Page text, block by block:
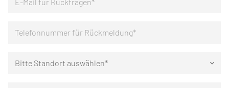
Bitte Standort auswählen* keyboard_arrow_down